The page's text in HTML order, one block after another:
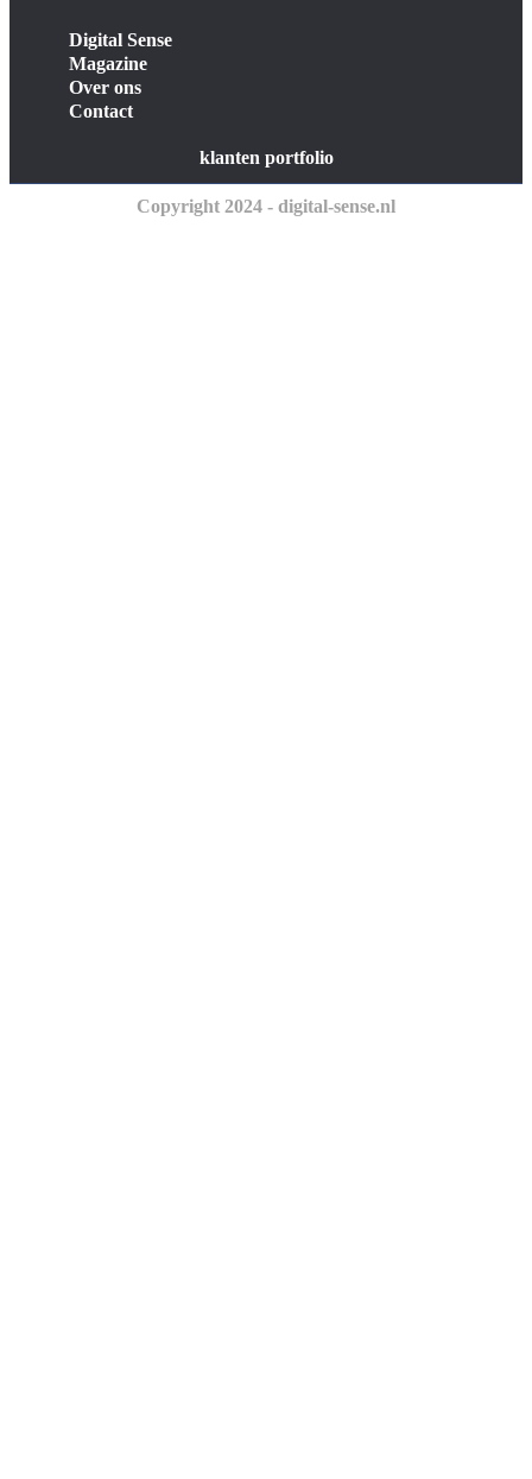
Digital Sense
Magazine
Over ons
Contact
klanten portfolio
Copyright 2024 - digital-sense.nl